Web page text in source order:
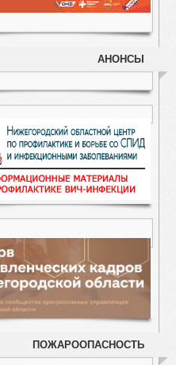
АНОНСЫ
ПОЖАРООПАСНОСТЬ